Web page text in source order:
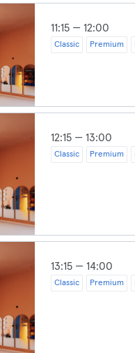
11:15 — 12:00
Classic Premium
12:15 — 13:00
Classic Premium
13:15 — 14:00
Classic Premium